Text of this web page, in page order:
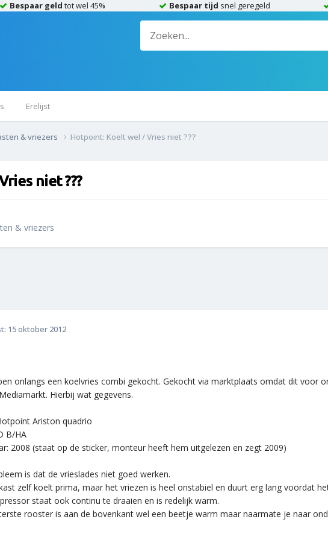
Bespaar geld tot wel 45% Bespaar tijd snel geregeld
Erelijst
& vriezers Hotpoint: Koelt wel / Vries niet ???
niet ???
& vriezers
15 oktober 2012
onlangs een koelvries combi gekocht. Gekocht via marktplaats omdat dit voor
Hierbij wat gegevens.
Ariston quadrio
B/HA
2008 (staat op de sticker, monteur heeft hem uitgelezen en zegt 2009)
is dat de vrieslades niet goed werken.
zelf koelt prima, maar het vriezen is heel onstabiel en duurt erg lang voordat
staat ook continu te draaien en is redelijk warm.
rooster is aan de bovenkant wel een beetje warm maar naarmate je naar